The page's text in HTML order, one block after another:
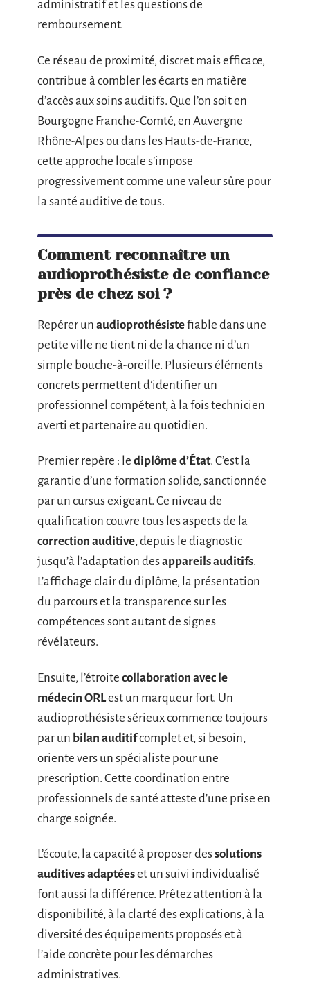
administratif et les questions de
remboursement.
Ce réseau de proximité, discret mais efficace,
contribue à combler les écarts en matière
d’accès aux soins auditifs. Que l’on soit en
Bourgogne Franche-Comté, en Auvergne
Rhône-Alpes ou dans les Hauts-de-France,
cette approche locale s’impose
progressivement comme une valeur sûre pour
la santé auditive de tous.
Comment reconnaître un
audioprothésiste de confiance
près de chez soi ?
Repérer un audioprothésistefiable dans une
petite ville ne tient ni de la chance ni d’un
simple bouche-à-oreille. Plusieurs éléments
concrets permettent d’identifier un
professionnel compétent, à la fois technicien
averti et partenaire au quotidien.
Premier repère : le diplôme d’État. C’est la
garantie d’une formation solide, sanctionnée
par un cursus exigeant. Ce niveau de
qualification couvre tous les aspects de la
correction auditive, depuis le diagnostic
jusqu’à l’adaptation desappareils auditifs.
L’affichage clair du diplôme, la présentation
du parcours et la transparence sur les
compétences sont autant de signes
révélateurs.
Ensuite, l’étroite collaboration avec le
médecin ORLest un marqueur fort. Un
audioprothésiste sérieux commence toujours
par un bilan auditifcomplet et, si besoin,
oriente vers un spécialiste pour une
prescription. Cette coordination entre
professionnels de santé atteste d’une prise en
charge soignée.
L’écoute, la capacité à proposer dessolutions
auditives adaptéeset un suivi individualisé
font aussi la différence. Prêtez attention à la
disponibilité, à la clarté des explications, à la
diversité des équipements proposés et à
l’aide concrète pour les démarches
administratives.